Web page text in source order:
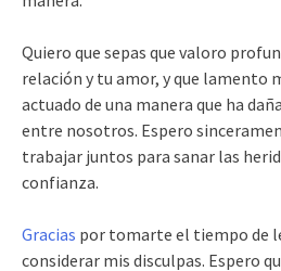
Quiero que sepas que valoro
relación y tu amor, y que lamento
actuado de una manera que ha
entre nosotros. Espero
trabajar juntos para sanar las
confianza.
Gracias por tomarte el tiempo de
considerar mis disculpas. Espero